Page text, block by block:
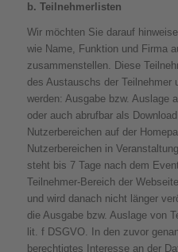
b. Teilnehmerlisten
Wir möchten Sie darauf
wie Name, Funktion und Firma
zusammenstellen. Diese
des Austauschs der Teilnehmer
werden: Ausgabe bzw. Auslage
oder auch abrufbar als
Nutzerbereichen auf der
Nutzerbereichen in
steht bis 7 Tage nach dem
Teilnehmer-Bereich der
und wird danach nicht länger
die Ausgabe bzw. Auslage von
lit. f DSGVO. In den zuvor
berechtigtes Interesse an der